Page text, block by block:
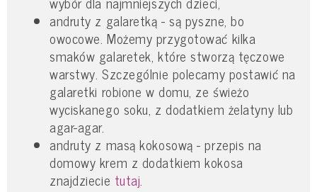
andruty z galaretką - są pyszne, bo
owocowe. Możemy przygotować kilka
smaków galaretek, które stworzą tęczowe
warstwy. Szczególnie polecamy postawić na
galaretki robione w domu, ze świeżo
wyciskanego soku, z dodatkiem żelatyny lub
agar-agar.
andruty z masą kokosową - przepis na
domowy krem z dodatkiem kokosa
znajdziecie tutaj.